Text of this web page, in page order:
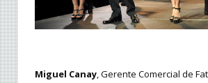
Miguel Canay, Gerente Comercial de